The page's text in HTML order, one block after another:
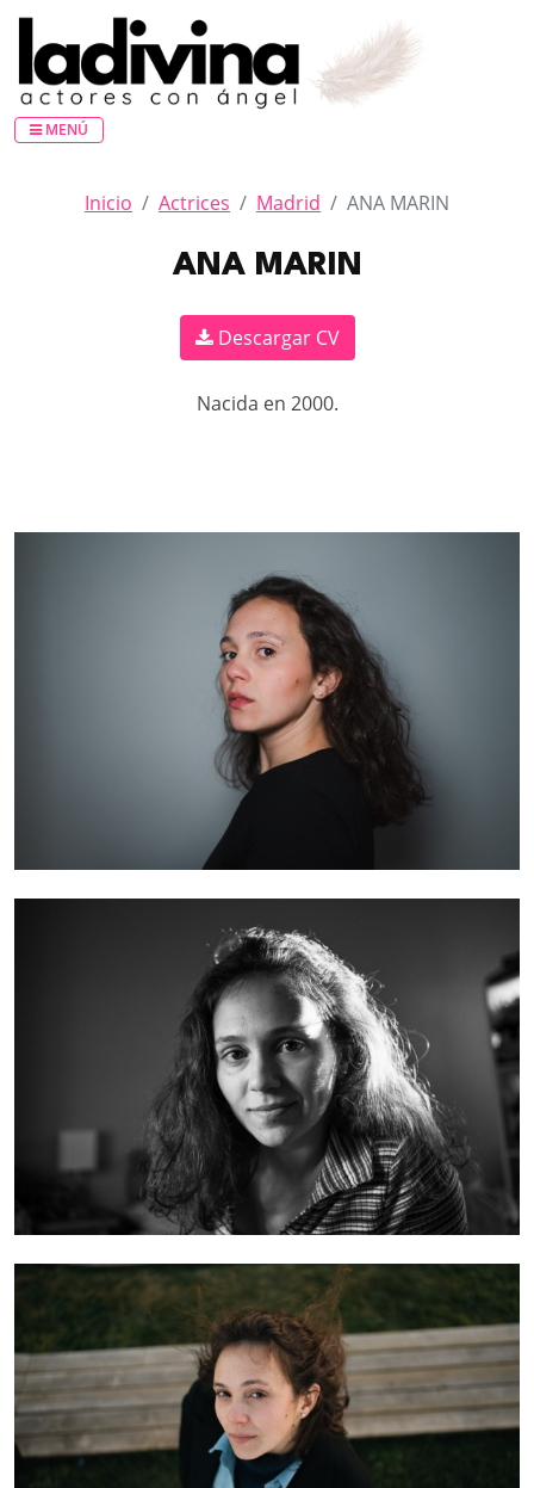
MENÚ
Inicio Actrices Madrid ANA MARIN
ANA MARIN
Descargar CV
Nacida en 2000.